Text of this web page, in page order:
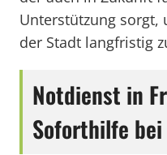
Unterstützung sorgt,
der Stadt langfristig
Notdienst in
Soforthilfe